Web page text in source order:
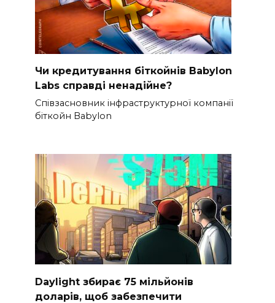
Чи кредитування біткойнів Babylon
Labs справді ненадійне?
Співзасновник інфраструктурної компанії
біткойн Babylon
Daylight збирає 75 мільйонів
доларів, щоб забезпечити